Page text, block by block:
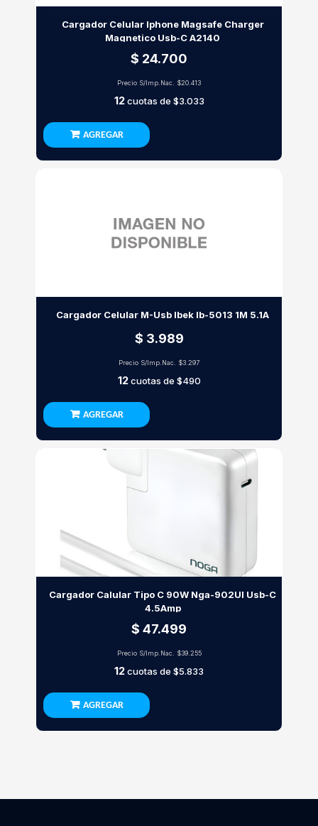
Cargador Celular Iphone Magsafe Charger
Magnetico Usb-C A2140
$ 24.700
Precio S/Imp.Nac. $20.413
12cuotas de $3.033
AGREGAR
Cargador Celular M-Usb Ibek Ib-5013 1M 5.1A
$ 3.989
Precio S/Imp.Nac. $3.297
12cuotas de $490
AGREGAR
Cargador Calular Tipo C 90W Nga-902Ul Usb-C
4.5Amp
$ 47.499
Precio S/Imp.Nac. $39.255
12cuotas de $5.833
AGREGAR